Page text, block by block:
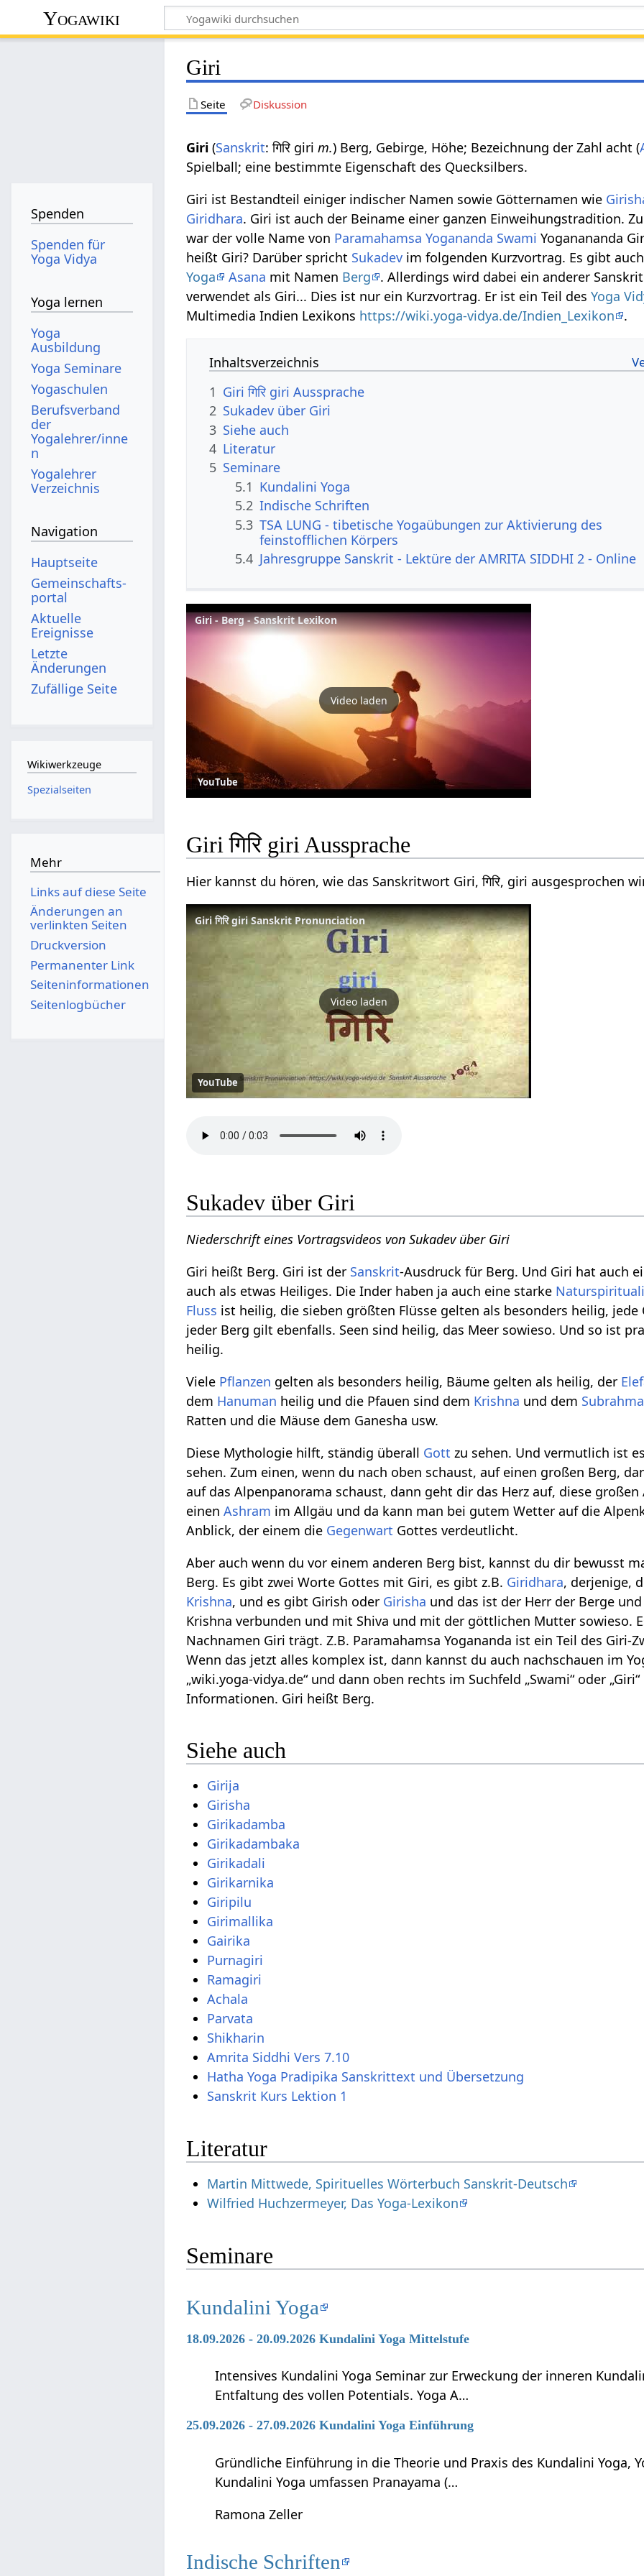
Yogawiki
Giri
Seite Diskussion
Giri (Sanskrit: गिरि girim.) Berg, Gebirge, Höhe; Bezeichnung der Zahl acht (
Spielball; eine bestimmte Eigenschaft des Quecksilbers.
Giri ist Bestandteil einiger indischer Namen sowie Götternamen wie
Giridhara. Giri ist auch der Beiname einer ganzen Einweihungstradition.
war der volle Name von Paramahamsa Yogananda Swami Yoganananda
heißt Giri? Darüber spricht Sukadev im folgenden Kurzvortrag. Es gibt
Yoga
Asana mit Namen Berg
. Allerdings wird dabei ein anderer
verwendet als Giri... Dies ist nur ein Kurzvortrag. Er ist ein Teil desYoga
Multimedia Indien Lexikons https://wiki.yoga-vidya.de/Indien_Lexikon .
Inhaltsverzeichnis
1 Giri गिरि giri Aussprache
2 Sukadev über Giri
3 Siehe auch
4 Literatur
5 Seminare
5.1 Kundalini Yoga
5.2 Indische Schriften
5.3 TSA LUNG - tibetische Yogaübungen zur Aktivierung des
feinstofflichen Körpers
5.4 Jahresgruppe Sanskrit - Lektüre der AMRITA SIDDHI 2 - Online
Giri - Berg - Sanskrit Lexikon
Video laden
YouTube
Giri गिरि giri Aussprache
Hier kannst du hören, wie das Sanskritwort Giri, गिरि, giri ausgesprochen
Giri गिरि giri Sanskrit Pronunciation
Video laden
YouTube
Sukadev über Giri
Niederschrift eines Vortragsvideos von Sukadev über Giri
Giri heißt Berg. Giri ist der Sanskrit-Ausdruck für Berg. Und Giri hat auch
auch als etwas Heiliges. Die Inder haben ja auch eine starke
Fluss ist heilig, die sieben größten Flüsse gelten als besonders heilig,
jeder Berg gilt ebenfalls. Seen sind heilig, das Meer sowieso. Und so ist
heilig.
Viele Pflanzen gelten als besonders heilig, Bäume gelten als heilig, der
dem Hanuman heilig und die Pfauen sind dem Krishna und dem
Ratten und die Mäuse dem Ganesha usw.
Diese Mythologie hilft, ständig überall Gott zu sehen. Und vermutlich ist
sehen. Zum einen, wenn du nach oben schaust, auf einen großen Berg,
auf das Alpenpanorama schaust, dann geht dir das Herz auf, diese
einenAshram im Allgäu und da kann man bei gutem Wetter auf die
Anblick, der einem die Gegenwart Gottes verdeutlicht.
Aber auch wenn du vor einem anderen Berg bist, kannst du dir bewusst
Berg. Es gibt zwei Worte Gottes mit Giri, es gibt z.B. Giridhara, derjenige,
Krishna, und es gibt Girish oder Girisha und das ist der Herr der Berge
Krishna verbunden und mit Shiva und mit der göttlichen Mutter sowieso.
Nachnamen Giri trägt. Z.B. Paramahamsa Yogananda ist ein Teil des Giri-
Wenn das jetzt alles komplex ist, dann kannst du auch nachschauen im
„wiki.yoga-vidya.de“ und dann oben rechts im Suchfeld „Swami“ oder
Informationen. Giri heißt Berg.
Siehe auch
Girija
Girisha
Girikadamba
Girikadambaka
Girikadali
Girikarnika
Giripilu
Girimallika
Gairika
Purnagiri
Ramagiri
Achala
Parvata
Shikharin
Amrita Siddhi Vers 7.10
Hatha Yoga Pradipika Sanskrittext und Übersetzung
Sanskrit Kurs Lektion 1
Literatur
Martin Mittwede, Spirituelles Wörterbuch Sanskrit-Deutsch
Wilfried Huchzermeyer, Das Yoga-Lexikon
Seminare
Kundalini Yoga
18.09.2026 - 20.09.2026 Kundalini Yoga Mittelstufe
Intensives Kundalini Yoga Seminar zur Erweckung der inneren
Entfaltung des vollen Potentials. Yoga A…
25.09.2026 - 27.09.2026 Kundalini Yoga Einführung
Gründliche Einführung in die Theorie und Praxis des Kundalini Yoga,
Kundalini Yoga umfassen Pranayama (…
Ramona Zeller
Indische Schriften
Spenden
Spenden für
Yoga Vidya
Yoga lernen
Yoga
Ausbildung
Yoga Seminare
Yogaschulen
Berufsverband
der
Yogalehrer/inne
n
Yogalehrer
Verzeichnis
Navigation
Hauptseite
Gemeinschafts­
portal
Aktuelle
Ereignisse
Letzte
Änderungen
Zufällige Seite
Wikiwerkzeuge
Spezialseiten
Mehr
Links auf diese Seite
Änderungen an
verlinkten Seiten
Druckversion
Permanenter Link
Seiten­­informationen
Seitenlogbücher